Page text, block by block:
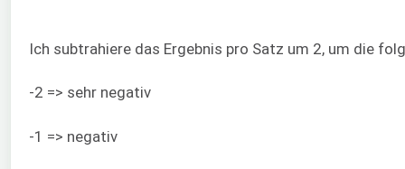
Ich subtrahiere das Ergebnis pro Satz um 2, um die
-2 => sehr negativ
-1 => negativ